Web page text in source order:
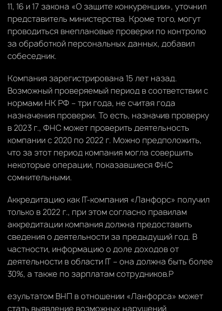
11, 16 и 17 закона «О защите конкуренции», уточнил
представитель министерства. Кроме того, могут
проводиться внеплановые проверки по контролю
за обработкой персональных данных, добавил
собеседник.
Компания зарегистрирована 15 лет назад.
Возможный проверяемый период в соответствии с
нормами НК РФ – три года, не считая года
назначения проверки. То есть, назначив проверку
в 2023 г., ФНС может проверить деятельность
компании с 2020 по 2022 г. Можно предположить,
что за этот период компания могла совершить
некоторые операции, показавшиеся ФНС
сомнительными.
Аккредитацию как IT-компания «Ланфорс» получил
только в 2022 г., при этом согласно правилам
аккредитации компания должна предоставить
сведения о деятельности за предыдущий год. В
частности, информацию о доле доходов от
деятельности в области IT – она должна быть более
30%, а также по зарплатам сотрудников.Р
езультатом ВНП в отношении «Ланфорса» может
стать выявление возможных нарушений